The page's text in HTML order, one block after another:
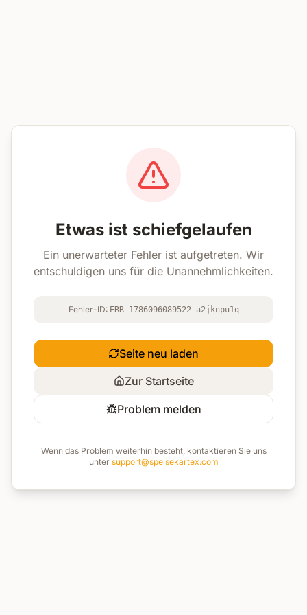
Etwas ist schiefgelaufen
Ein unerwarteter Fehler ist aufgetreten. Wir
entschuldigen uns für die Unannehmlichkeiten.
Fehler-ID: ERR-1786096089522-a2jknpu1q
Seite neu laden
Zur Startseite
Problem melden
Wenn das Problem weiterhin besteht, kontaktieren Sie uns
unter support@speisekartex.com